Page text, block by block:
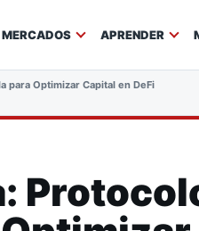
MERCADOS APRENDER
para Optimizar Capital en DeFi